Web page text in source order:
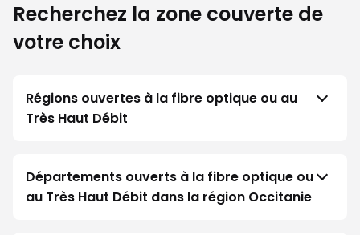
Recherchez la zone couverte de
votre choix
Régions ouvertes à la fibre optique ou au
Très Haut Débit
Départements ouverts à la fibre optique ou
au Très Haut Débit dans la région Occitanie